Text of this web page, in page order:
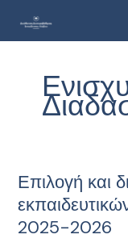
Επιλογή και
2025-2026
Επιλογή
και
δικαιολογητικά
εκπαιδευτικών